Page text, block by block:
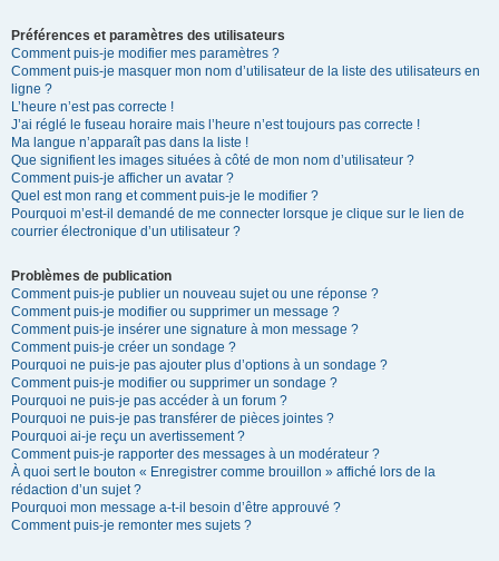
Préférences et paramètres des utilisateurs
Comment puis-je modifier mes paramètres ?
Comment puis-je masquer mon nom d’utilisateur de la liste des utilisateurs en
ligne ?
L’heure n’est pas correcte !
J’ai réglé le fuseau horaire mais l’heure n’est toujours pas correcte !
Ma langue n’apparaît pas dans la liste !
Que signifient les images situées à côté de mon nom d’utilisateur ?
Comment puis-je afficher un avatar ?
Quel est mon rang et comment puis-je le modifier ?
Pourquoi m’est-il demandé de me connecter lorsque je clique sur le lien de
courrier électronique d’un utilisateur ?
Problèmes de publication
Comment puis-je publier un nouveau sujet ou une réponse ?
Comment puis-je modifier ou supprimer un message ?
Comment puis-je insérer une signature à mon message ?
Comment puis-je créer un sondage ?
Pourquoi ne puis-je pas ajouter plus d’options à un sondage ?
Comment puis-je modifier ou supprimer un sondage ?
Pourquoi ne puis-je pas accéder à un forum ?
Pourquoi ne puis-je pas transférer de pièces jointes ?
Pourquoi ai-je reçu un avertissement ?
Comment puis-je rapporter des messages à un modérateur ?
À quoi sert le bouton « Enregistrer comme brouillon » affiché lors de la
rédaction d’un sujet ?
Pourquoi mon message a-t-il besoin d’être approuvé ?
Comment puis-je remonter mes sujets ?